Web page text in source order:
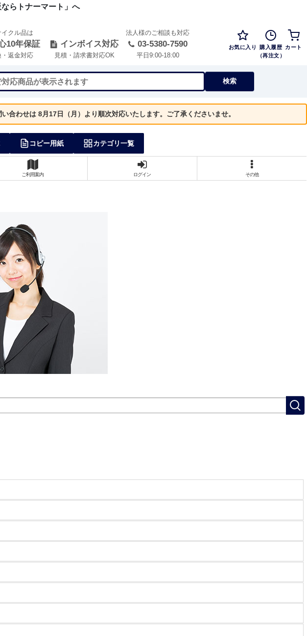
らトナーマート」へ
イクル品は
10年保証
・返金対応
インボイス対応
見積・請求書対応OK
法人様のご相談も対応
03-5380-7590
平日9:00-18:00
お気に入り 購入履歴
（再注文）
カート
検索
合わせは 8月17日（月）より順次対応いたします。ご了承くださいませ。
コピー用紙 カテゴリ一覧
ご利用案内 ログイン その他